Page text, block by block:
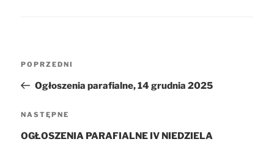
Nawigacja
wpisu
Poprzedni
wpis
POPRZEDNI
Ogłoszenia parafialne, 14 grudnia 2025
Następny
wpis
NASTĘPNE
OGŁOSZENIA PARAFIALNE IV NIEDZIELA